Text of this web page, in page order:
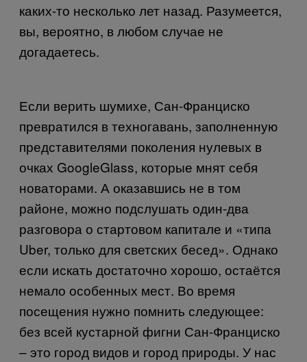
каких-то несколько лет назад. Разумеется,
вы, вероятно, в любом случае не
догадаетесь.
Если верить шумихе, Сан-Франциско
превратился в техногавань, заполненную
представителями поколения нулевых в
очках GoogleGlass, которые мнят себя
новаторами. А оказавшись не в том
районе, можно подслушать один-два
разговора о стартовом капитале и «типа
Uber, только для светских бесед». Однако
если искать достаточно хорошо, остаётся
немало особенных мест. Во время
посещения нужно помнить следующее:
без всей кустарной фигни Сан-Франциско
– это город видов и город природы. У нас